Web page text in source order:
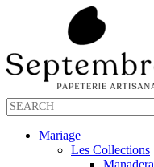
Mariage
Les Collections
Manadera